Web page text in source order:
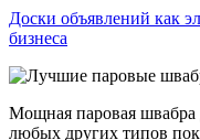
Доски объявлений как
бизнеса
Мощная паровая швабра
любых других типов